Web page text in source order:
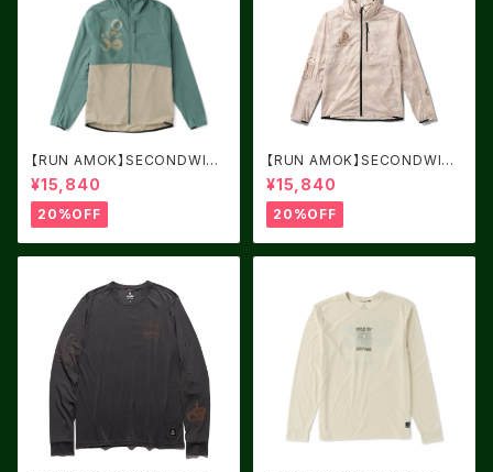
【RUN AMOK】SECONDWIN
D 3.0 SLATE GREEN 2
¥15,840
20%OFF
【RUN AMOK】SECONDWIN
D 3.0 FOSSIL
¥15,840
20%OFF